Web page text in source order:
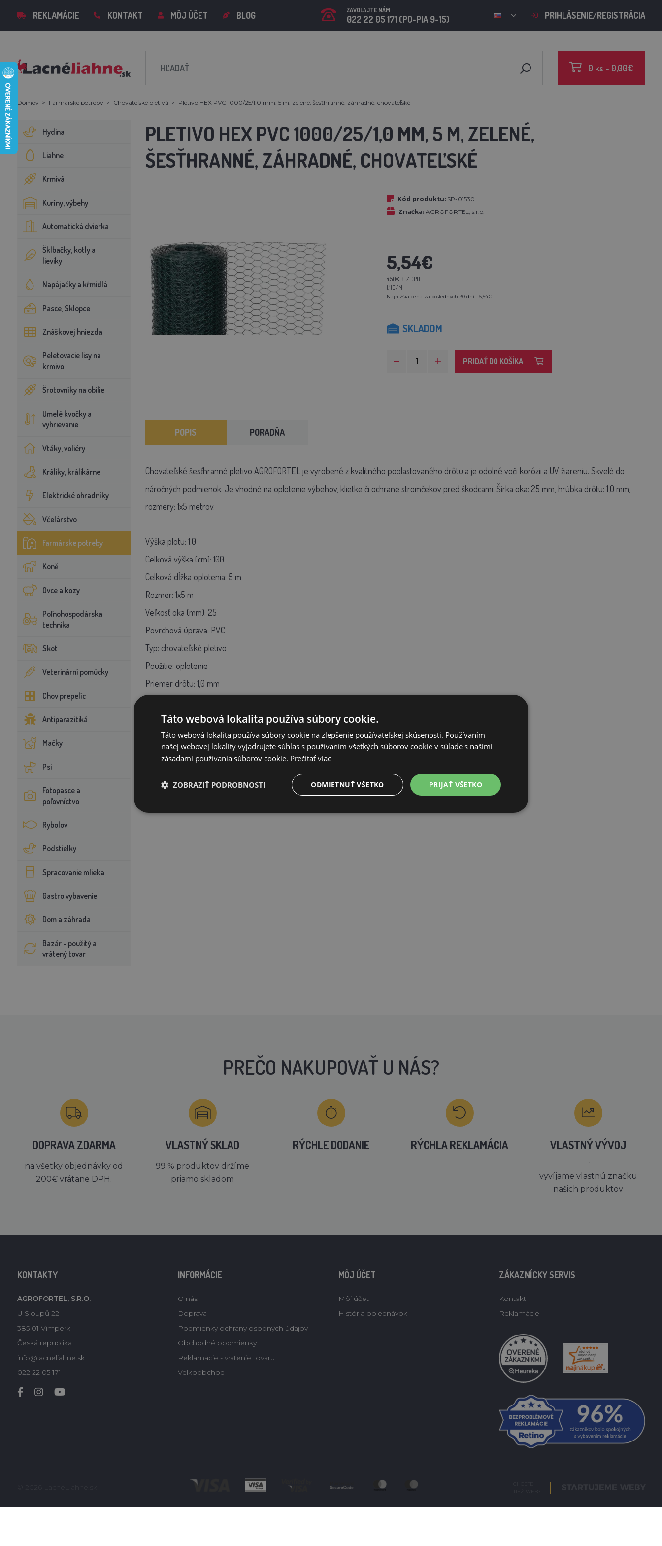
REKLAMÁCIE KONTAKT MÔJ ÚČET BLOG ZAVOLAJTE NÁM
022 22 05 171 (PO-PIA 9-15) PRIHLÁSENIE/REGISTRÁCIA
0 ks - 0,00€
Domov Farmárske potreby Chovateľské pletivá Pletivo HEX PVC 1000/25/1,0 mm, 5 m, zelené, šesťhranné, záhradné, chovateľské
Hydina
Liahne
Krmivá
Kuríny, výbehy
Automatická dvierka
Šklbačky, kotly a
lieviky
Napájačky a kŕmidlá
Pasce, Sklopce
Znáškovej hniezda
Peletovacie lisy na
krmivo
Šrotovníky na obilie
Umelé kvočky a
vyhrievanie
Vtáky, voliéry
Králiky, králikárne
Elektrické ohradníky
Včelárstvo
Farmárske potreby
Koně
Ovce a kozy
Poľnohospodárska
technika
Skot
Veterinární pomůcky
Chov prepelíc
Antiparazitiká
Mačky
Psi
Fotopasce a
poľovníctvo
Rybolov
Podstielky
Spracovanie mlieka
Gastro vybavenie
Dom a záhrada
Bazár - použitý a
vrátený tovar
PLETIVO HEX PVC 1000/25/1,0 MM, 5 M, ZELENÉ,
ŠESŤHRANNÉ, ZÁHRADNÉ, CHOVATEĽSKÉ
Kód produktu: SP-01530
Značka: AGROFORTEL, s.r.o.
5,54€
4,50€ BEZ DPH
1,11€/M
Najnižšia cena za posledných 30 dní - 5,54€
SKLADOM
PRIDAŤ DO KOŠÍKA
POPIS PORADŇA
Chovateľské šesťhranné pletivo AGROFORTEL je vyrobené z kvalitného poplastovaného drôtu a je odolné voči korózii a UV žiareniu. Skvelé do
náročných podmienok. Je vhodné na oplotenie výbehov, klietke či ochrane stromčekov pred škodcami. Šírka oka: 25 mm, hrúbka drôtu: 1,0 mm,
rozmery: 1x5 metrov.
Výška plotu: 1.0
Celková výška (cm): 100
Celková dĺžka oplotenia: 5 m
Rozmer: 1x5 m
Veľkosť oka (mm): 25
Povrchová úprava: PVC
Typ: chovateľské pletivo
Použitie: oplotenie
Priemer drôtu: 1,0 mm
PREČO NAKUPOVAŤ U NÁS?
DOPRAVA ZDARMA
na všetky objednávky od
200€ vrátane DPH.
VLASTNÝ SKLAD
99 % produktov držíme
priamo skladom
RÝCHLE DODANIE RÝCHLA REKLAMÁCIA VLASTNÝ VÝVOJ
´
vyvíjame vlastnú značku
našich produktov
KONTAKTY
AGROFORTEL, S.R.O.
U Sloupů 22
385 01 Vimperk
Česká republika
info@lacneliahne.sk
022 22 05 171
INFORMÁCIE
O nás
Doprava
Podmienky ochrany osobných údajov
Obchodné podmienky
Reklamacie - vratenie tovaru
Velkoobchod
MÔJ ÚČET
Môj účet
História objednávok
ZÁKAZNÍCKY SERVIS
Kontakt
Reklamácie
Táto webová lokalita používa súbory cookie.
Táto webová lokalita používa súbory cookie na zlepšenie používateľskej skúsenosti. Používaním
našej webovej lokality vyjadrujete súhlas s používaním všetkých súborov cookie v súlade s našimi
zásadami používania súborov cookie. Prečítať viac
PRIJAŤ VŠETKO
ODMIETNUŤ VŠETKO
ZOBRAZIŤ PODROBNOSTI